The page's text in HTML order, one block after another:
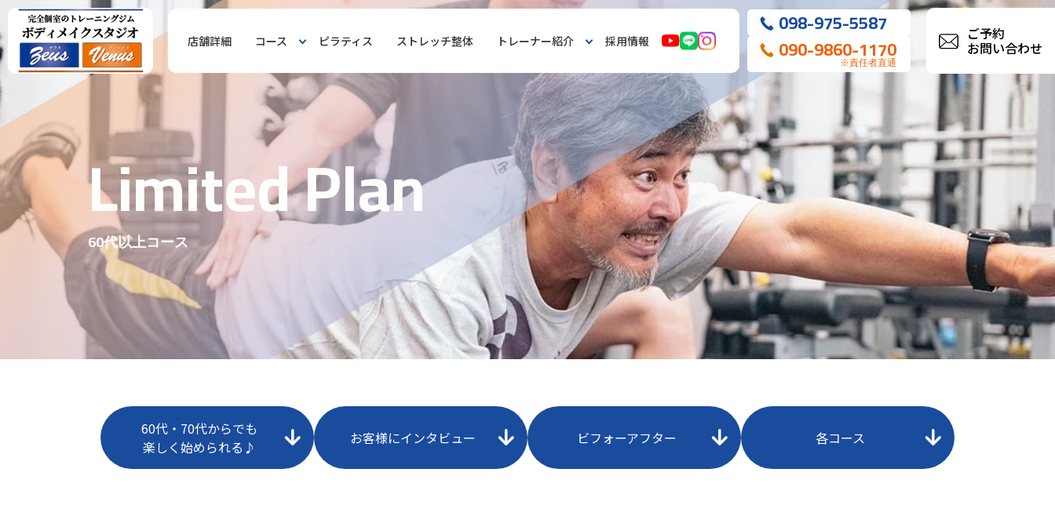
098-975-5587
090-9860-1170
※責任者直通
店舗詳細 コース ピラティス ストレッチ整体 トレーナー紹介 採用情報 ご予約
お問い合わせ
LimitedPlan
60代以上コース
60代・70代からでも
楽しく始められる♪
お客様にインタビュー ビフォーアフター 各コース